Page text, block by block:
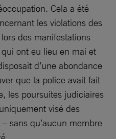
Cela a été
les violations des
des manifestations
ont eu lieu en mai et
d’une abondance
que la police avait fait
les poursuites judiciaires
visé des
sans qu’aucun membre